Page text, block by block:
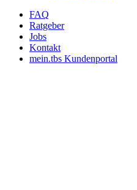
FAQ
Ratgeber
Jobs
Kontakt
mein.tbs Kundenportal